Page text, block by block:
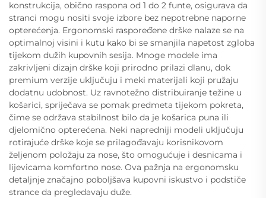
konstrukcija, obično raspona od 1 do 2 funte, osigurava da
stranci mogu nositi svoje izbore bez nepotrebne naporne
opterećenja. Ergonomski raspoređene drške nalaze se na
optimalnoj visini i kutu kako bi se smanjila napetost zgloba
tijekom dužih kupovnih sesija. Mnoge modele ima
zakrivljeni dizajn drške koji prirodno prilazi dlanu, dok
premium verzije uključuju i meki materijali koji pružaju
dodatnu udobnost. Uz ravnotežno distribuiranje težine u
košarici, spriječava se pomak predmeta tijekom pokreta,
čime se održava stabilnost bilo da je košarica puna ili
djelomično opterećena. Neki napredniji modeli uključuju
rotirajuće drške koje se prilagođavaju korisnikovom
željenom položaju za nose, što omogućuje i desnicama i
lijevicama komfortno nose. Ova pažnja na ergonomsku
detaljnje značajno poboljšava kupovni iskustvo i podstiče
strance da pregledavaju duže.